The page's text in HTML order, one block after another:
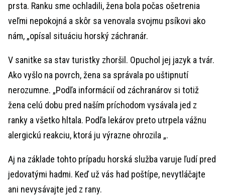
prsta. Ranku sme ochladili, žena bola počas ošetrenia
veľmi nepokojná a skôr sa venovala svojmu psíkovi ako
nám, „opísal situáciu horský záchranár.
V sanitke sa stav turistky zhoršil. Opuchol jej jazyk a tvár.
Ako vyšlo na povrch, žena sa správala po uštipnutí
nerozumne. „Podľa informácií od záchranárov si totiž
žena celú dobu pred naším príchodom vysávala jed z
ranky a všetko hltala. Podľa lekárov preto utrpela vážnu
alergickú reakciu, ktorá ju výrazne ohrozila „.
Aj na základe tohto prípadu horská služba varuje ľudí pred
jedovatými hadmi. Keď už vás had poštípe, nevytláčajte
ani nevysávajte jed z rany.